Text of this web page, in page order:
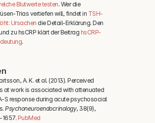
Blutwerte testen. Wer die
Trias vertiefen will, findet in TSH-
Ursachen die Detail-Erklärung. Den
zu hsCRP klärt der Beitrag hsCRP-
.
A. K. et al. (2013). Perceived
at work is associated with attenuated
S response during acute psychosocial
Psychoneuroendocrinology, 38(9),
1657. PubMed